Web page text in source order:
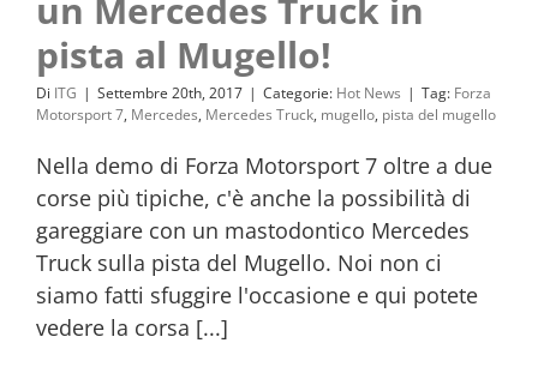
un Mercedes Truck in
pista al Mugello!
Di ITG | Settembre 20th, 2017 | Categorie: Hot News | Tag: Forza
Motorsport 7, Mercedes, Mercedes Truck, mugello, pista del mugello
Nella demo di Forza Motorsport 7 oltre a due
corse più tipiche, c'è anche la possibilità di
gareggiare con un mastodontico Mercedes
Truck sulla pista del Mugello. Noi non ci
siamo fatti sfuggire l'occasione e qui potete
vedere la corsa [...]